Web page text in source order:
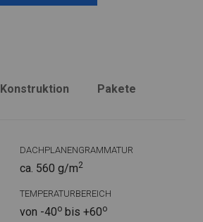
Konstruktion Pakete
DACHPLANENGRAMMATUR
ca. 560 g/m2
TEMPERATURBEREICH
von -40obis +60o